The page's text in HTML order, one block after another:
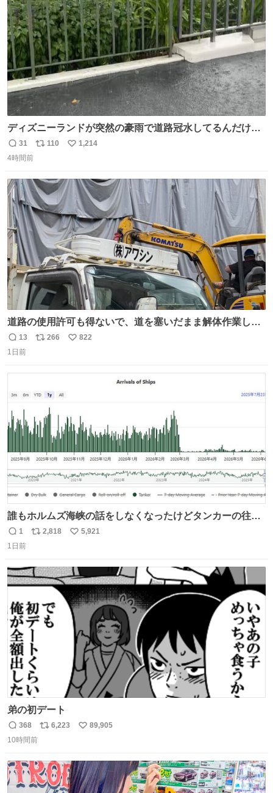
数
ディズニーランドが突然の豪雨で道路冠水してるんだけど
☔️ この雨で今年初のミッションクールダウン中止。幾ら何
でもやばすぎだろ...
返
信
31
リ
ト
数
110
い
数
1,214
4時間前
道路の使用許可も得ないで、道を塞いだまま解体作業して
る。 写真を撮ろうとしたら「勝手に写真撮るな馬鹿野郎」
と罵倒されるなど。
返
信
13
リ
数
266
い
822
1日前
誰もホルムズ海峡の話をしなくなったけどタンカーの往来
は消滅したままですねと
返
信
1
リ
ト
数
2,818
い
数
5,921
1日前
弟の初デート
返
信
368
リ
ト
数
6,223
い
数
89,905
10時間前